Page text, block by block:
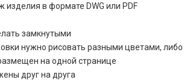
в формате DWG или PDF
замкнутыми
нужно рисовать разными цветами,
на одной странице
друг на друга